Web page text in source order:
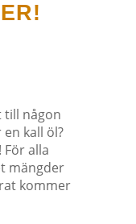
till någon
kall öl?
alla
mängder
kommer